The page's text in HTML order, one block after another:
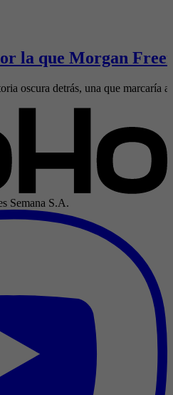
la que Morgan
oscura detrás, una que marcaría
Semana S.A.